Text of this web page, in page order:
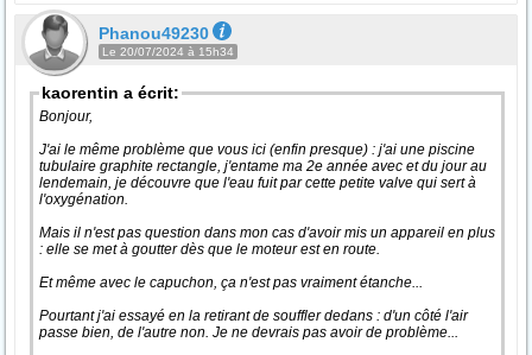
Phanou49230
Le 20/07/2024 à 15h34
kaorentin a écrit:
Bonjour,
J'ai le même problème que vous ici (enfin presque) : j'ai une piscine
tubulaire graphite rectangle, j'entame ma 2e année avec et du jour au
lendemain, je découvre que l'eau fuit par cette petite valve qui sert à
l'oxygénation.
Mais il n'est pas question dans mon cas d'avoir mis un appareil en plus
: elle se met à goutter dès que le moteur est en route.
Et même avec le capuchon, ça n'est pas vraiment étanche...
Pourtant j'ai essayé en la retirant de souffler dedans : d'un côté l'air
passe bien, de l'autre non. Je ne devrais pas avoir de problème...